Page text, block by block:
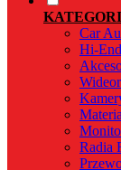
Car
Hi-
Radia